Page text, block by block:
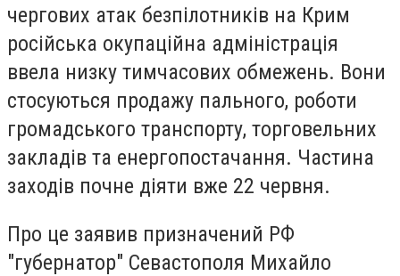
чергових атак безпілотників на Крим
російська окупаційна адміністрація
ввела низку тимчасових обмежень. Вони
стосуються продажу пального, роботи
громадського транспорту, торговельних
закладів та енергопостачання. Частина
заходів почне діяти вже 22 червня.
Про це заявив призначений РФ
"губернатор" Севастополя Михайло